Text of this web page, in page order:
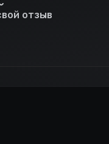
отзыв